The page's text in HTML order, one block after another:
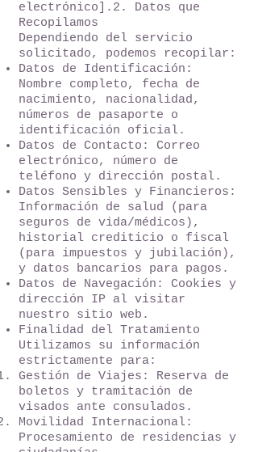
electrónico].2. Datos que
Recopilamos
Dependiendo del servicio
solicitado, podemos recopilar:
Datos de Identificación:
Nombre completo, fecha de
nacimiento, nacionalidad,
números de pasaporte o
identificación oficial.
Datos de Contacto: Correo
electrónico, número de
teléfono y dirección postal.
Datos Sensibles y Financieros:
Información de salud (para
seguros de vida/médicos),
historial crediticio o fiscal
(para impuestos y jubilación),
y datos bancarios para pagos.
Datos de Navegación: Cookies y
dirección IP al visitar
nuestro sitio web.
Finalidad del Tratamiento
Utilizamos su información
estrictamente para:
Gestión de Viajes: Reserva de
boletos y tramitación de
visados ante consulados.
Movilidad Internacional:
Procesamiento de residencias y